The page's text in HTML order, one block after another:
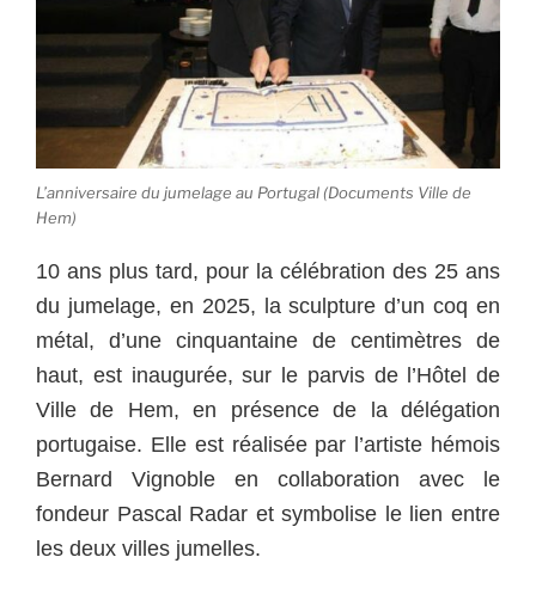
L’anniversaire du jumelage au Portugal (Documents Ville de
Hem)
10 ans plus tard, pour la célébration des 25 ans
du jumelage, en 2025, la sculpture d’un coq en
métal, d’une cinquantaine de centimètres de
haut, est inaugurée, sur le parvis de l’Hôtel de
Ville de Hem, en présence de la délégation
portugaise. Elle est réalisée par l’artiste hémois
Bernard Vignoble en collaboration avec le
fondeur Pascal Radar et symbolise le lien entre
les deux villes jumelles.